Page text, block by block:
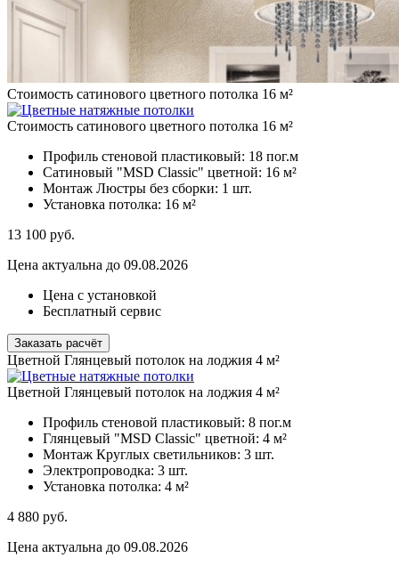
Стоимость сатинового цветного потолка 16 м²
Стоимость сатинового цветного потолка 16 м²
Профиль стеновой пластиковый: 18 пог.м
Сатиновый "MSD Classic" цветной: 16 м²
Монтаж Люстры без сборки: 1 шт.
Установка потолка: 16 м²
13 100 руб.
Цена актуальна до 09.08.2026
Цена с установкой
Бесплатный сервис
Заказать расчёт
Цветной Глянцевый потолок на лоджия 4 м²
Цветной Глянцевый потолок на лоджия 4 м²
Профиль стеновой пластиковый: 8 пог.м
Глянцевый "MSD Classic" цветной: 4 м²
Монтаж Круглых светильников: 3 шт.
Электропроводка: 3 шт.
Установка потолка: 4 м²
4 880 руб.
Цена актуальна до 09.08.2026